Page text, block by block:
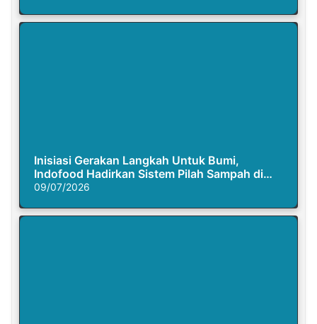
Inisiasi Gerakan Langkah Untuk Bumi,
Indofood Hadirkan Sistem Pilah Sampah di
Semasa Piknik
09/07/2026